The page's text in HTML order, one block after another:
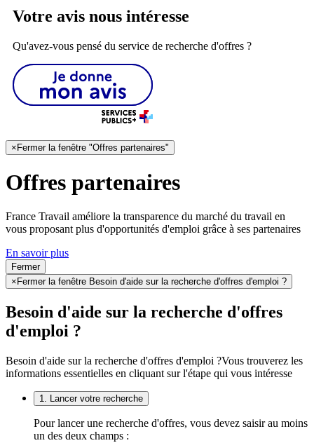
Votre avis nous intéresse
Qu'avez-vous pensé du service de recherche d'offres ?
×Fermer la fenêtre "Offres partenaires"
Offres partenaires
France Travail améliore la transparence du marché du travail en
vous proposant plus d'opportunités d'emploi grâce à ses partenaires
En savoir plus
Fermer
× Fermer la fenêtre Besoin d'aide sur la recherche d'offres d'emploi ?
Besoin d'aide sur la recherche d'offres
d'emploi ?
Besoin d'aide sur la recherche d'offres d'emploi ?Vous trouverez les
informations essentielles en cliquant sur l'étape qui vous intéresse
1. Lancer votre recherche
Pour lancer une recherche d'offres, vous devez saisir au moins
un des deux champs :